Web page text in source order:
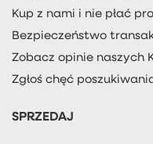
Kup z nami i nie płać
Bezpieczeństwo
Zobacz opinie naszych
Zgłoś chęć
SPRZEDAJ